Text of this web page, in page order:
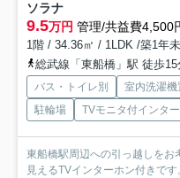
ソラナ
9.5万円 管理/共益費4,500
1階 / 34.36㎡ / 1LDK /築1年
総武線「東船橋」駅 徒歩15
バス・トイレ別 室内洗濯機
駐輪場
TVモニタ付インタ
東船橋駅周辺への引っ越しをお
見えるTVインターホン付きで